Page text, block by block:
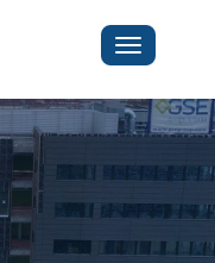
Toggle